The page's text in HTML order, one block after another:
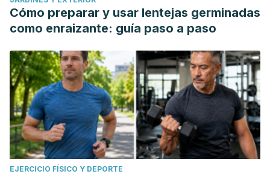
Cómo preparar y usar lentejas germinadas
como enraizante: guía paso a paso
EJERCICIO FÍSICO Y DEPORTE